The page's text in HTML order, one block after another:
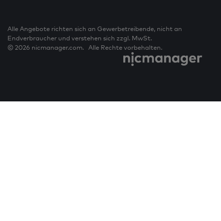
Alle Angebote richten sich an Gewerbetreibende, nicht an
Endverbraucher und verstehen sich zzgl. MwSt.
© 2026 nicmanager.com. Alle Rechte vorbehalten.